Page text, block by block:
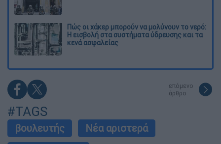
Πώς οι χάκερ μπορούν να μολύνουν το νερό:
Η εισβολή στα συστήματα ύδρευσης και τα
κενά ασφαλείας
επόμενο
άρθρο
#TAGS
βουλευτής
Νέα αριστερά